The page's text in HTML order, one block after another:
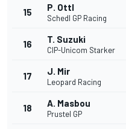
15 P. Ottl
Schedl GP Racing
16 T. Suzuki
CIP-Unicom Starker
17 J. Mir
Leopard Racing
18 A. Masbou
Prustel GP